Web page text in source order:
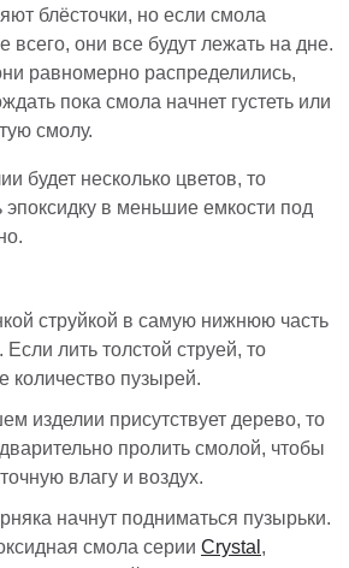
блёсточки, но если смола
всего, они все будут лежать на дне.
равномерно распределились,
пока смола начнет густеть или
смолу.
будет несколько цветов, то
эпоксидку в меньшие емкости под
струйкой в самую нижнюю часть
лить толстой струей, то
количество пузырей.
изделии присутствует дерево, то
пролить смолой, чтобы
влагу и воздух.
начнут подниматься пузырьки.
смола серии Crystal ,